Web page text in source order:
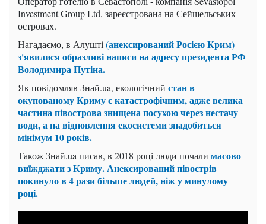
Investment Group Ltd, зареєстрована на Сейшельських
островах.
Нагадаємо, в Алушті(анексирований Росією Крим)
з'явилися образливі написи на адресу президента РФ
Володимира Путіна.
Як повідомляв Знай.ua, екологічний стан в
окупованому Криму є катастрофічним, адже велика
частина півострова знищена посухою через нестачу
води, а на відновлення екосистеми знадобиться
мінімум 10 років.
Також Знай.ua писав, в 2018 році люди почали масово
виїжджати з Криму. Анексирований півострів
покинуло в 4 рази більше людей, ніж у минулому
році.